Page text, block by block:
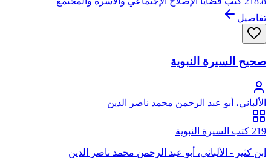
تفاصيل
صحيح السيرة النبوية
الألباني، أبو عبد الرحمن محمد ناصر الدين
219 كتب السيرة النبوية
ابن كثير - الألباني، أبو عبد الرحمن محمد ناصر الدين